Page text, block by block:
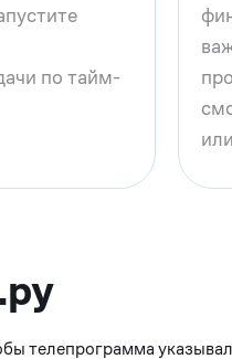
по тайм-
телепрограмма